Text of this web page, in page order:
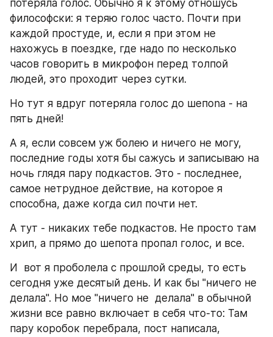
потеряла голос. Обычно я к этому отношусь
философски: я теряю голос часто. Почти при
каждой простуде, и, если я при этом не
нахожусь в поездке, где надо по несколько
часов говорить в микрофон перед толпой
людей, это проходит через сутки.
Но тут я вдруг потеряла голос до шепоnа - на
пять дней!
А я, если совсем уж болею и ничего не могу,
последние годы хотя бы сажусь и записываю на
ночь глядя пару подкастов. Это - последнее,
самое нетрудное действие, на которое я
способна, даже когда сил почти нет.
А тут - никаких тебе подкастов. Не просто там
хрип, а прямо до шепота пропал голос, и все.
И  вот я проболела с прошлой среды, то есть
сегодня уже десятый день. И как бы "ничего не
делала". Но мое "ничего не  делала" в обычной
жизни все равно включает в себя что-то: Там
пару коробок перебрала, пост написала,